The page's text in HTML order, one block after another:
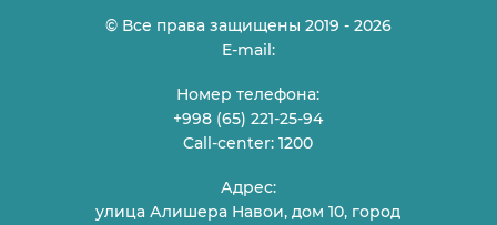
© Все права защищены 2019 - 2026
E-mail:
Номер телефона:
+998 (65) 221-25-94
Call-center: 1200
Адрес:
улица Алишера Навои, дом 10, город